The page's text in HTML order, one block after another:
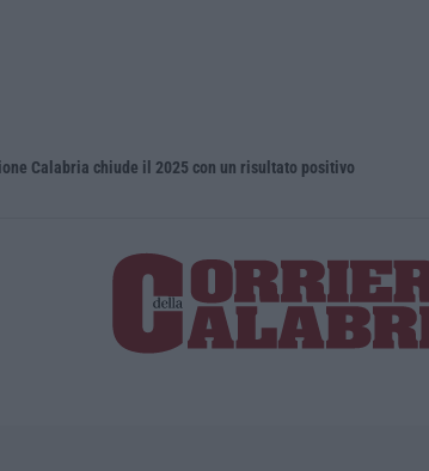
Calabria chiude il 2025 con un risultato positivo